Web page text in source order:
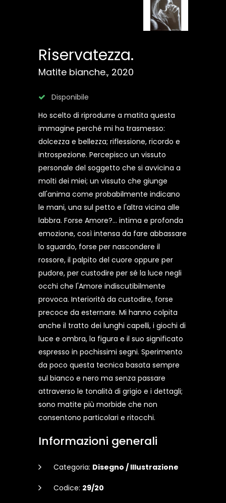
Riservatezza.
Matite bianche., 2020
Disponibile
Ho scelto di riprodurre a matita questa
immagine perché mi ha trasmesso:
dolcezza e bellezza; riflessione, ricordo e
introspezione. Percepisco un vissuto
personale del soggetto che si avvicina a
molti dei miei; un vissuto che giunge
all'anima come probabilmente indicano
le mani, una sul petto e l'altra vicina alle
labbra. Forse Amore?... intima e profonda
emozione, così intensa da fare abbassare
lo sguardo, forse per nascondere il
rossore, il palpito del cuore oppure per
pudore, per custodire per sé la luce negli
occhi che l'Amore indiscutibilmente
provoca. Interiorità da custodire, forse
precoce da esternare. Mi hanno colpita
anche il tratto dei lunghi capelli, i giochi di
luce e ombra, la figura e il suo significato
espresso in pochissimi segni. Sperimento
da poco questa tecnica basata sempre
sul bianco e nero ma senza passare
attraverso le tonalità di grigio e i dettagli;
sono matite più morbide che non
consentono particolari e ritocchi.
Informazioni generali
Categoria: Disegno / Illustrazione
Codice: 29/20